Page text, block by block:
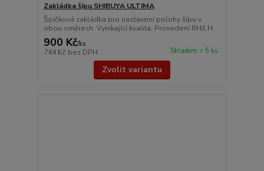
Zakládka šípu SHIBUYA ULTIMA
Špičková zakládka pro nastavení polohy šípu v
obou směrech. Vynikající kvalita. Provedení RH/LH.
900 Kč/ks
744 Kč bez DPH Skladem > 5 ks
Zvolit variantu